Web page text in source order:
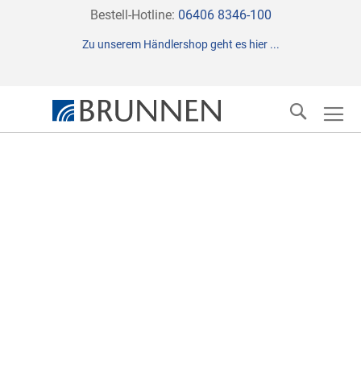
Direkt
Inhalt
Bestell-Hotline: 06406 8346-100
Zu unserem Händlershop geht es hier ...
Suche